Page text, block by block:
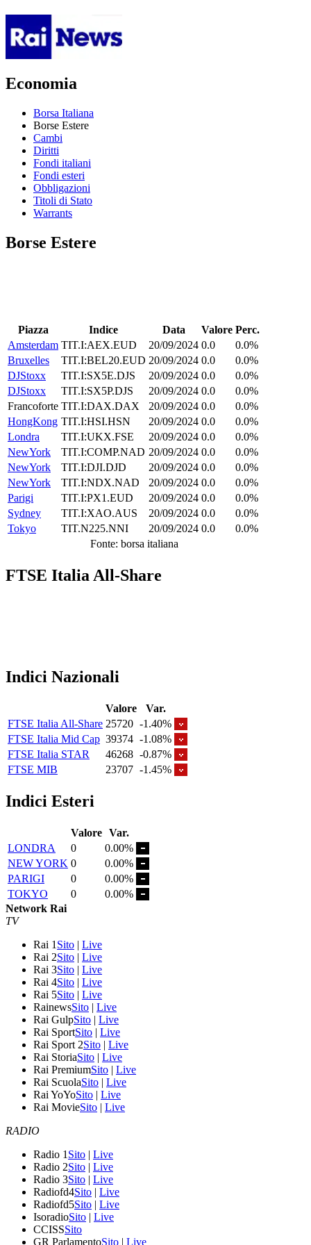
Economia
Borsa Italiana
Borse Estere
Cambi
Diritti
Fondi italiani
Fondi esteri
Obbligazioni
Titoli di Stato
Warrants
Borse Estere
Piazza Indice Data Valore Perc.
Amsterdam TIT.I:AEX.EUD 20/09/2024 0.0
0.0%
Bruxelles
TIT.I:BEL20.EUD 20/09/2024 0.0
0.0%
DJStoxx
TIT.I:SX5E.DJS 20/09/2024 0.0
0.0%
DJStoxx
TIT.I:SX5P.DJS 20/09/2024 0.0
0.0%
Francoforte TIT.I:DAX.DAX 20/09/2024 0.0
0.0%
HongKong TIT.I:HSI.HSN 20/09/2024 0.0
0.0%
Londra
TIT.I:UKX.FSE 20/09/2024 0.0
0.0%
NewYork
TIT.I:COMP.NAD 20/09/2024 0.0
0.0%
NewYork
TIT.I:DJI.DJD 20/09/2024 0.0
0.0%
NewYork
TIT.I:NDX.NAD 20/09/2024 0.0
0.0%
Parigi
TIT.I:PX1.EUD 20/09/2024 0.0
0.0%
Sydney
TIT.I:XAO.AUS 20/09/2024 0.0
0.0%
Tokyo
TIT.N225.NNI 20/09/2024 0.0
0.0%
Fonte: borsa italiana
FTSE Italia All-Share
Indici Nazionali
Valore
Var.
FTSE Italia All-Share 25720 -1.40%
FTSE Italia Mid Cap 39374 -1.08%
FTSE Italia STAR
46268 -0.87%
FTSE MIB
23707 -1.45%
Indici Esteri
Valore Var.
LONDRA
0
0.00%
NEW YORK 0
0.00%
PARIGI
0
0.00%
TOKYO
0
0.00%
Network Rai
TV
Rai 1 Sito | Live
Rai 2Sito | Live
Rai 3Sito | Live
Rai 4Sito | Live
Rai 5Sito | Live
RainewsSito | Live
Rai GulpSito | Live
Rai SportSito | Live
Rai Sport 2Sito | Live
Rai StoriaSito | Live
Rai PremiumSito | Live
Rai ScuolaSito | Live
Rai YoYoSito | Live
Rai MovieSito | Live
RADIO
Radio 1 Sito | Live
Radio 2Sito | Live
Radio 3Sito | Live
Radiofd4Sito | Live
Radiofd5Sito | Live
IsoradioSito | Live
CCISSSito
GR ParlamentoSito | Live